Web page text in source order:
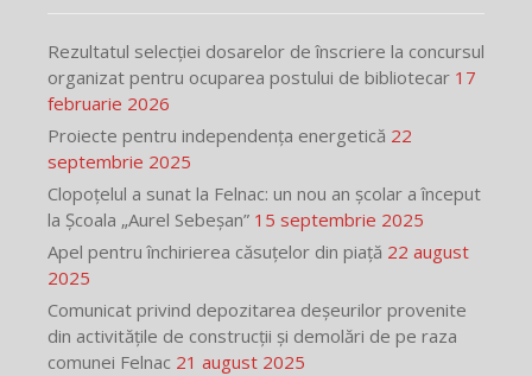
Rezultatul selecției dosarelor de înscriere la concursul
organizat pentru ocuparea postului de bibliotecar 17
februarie 2026
Proiecte pentru independența energetică 22
septembrie 2025
Clopoțelul a sunat la Felnac: un nou an școlar a început
la Școala „Aurel Sebeșan” 15 septembrie 2025
Apel pentru închirierea căsuțelor din piață 22 august
2025
Comunicat privind depozitarea deșeurilor provenite
din activitățile de construcții și demolări de pe raza
comunei Felnac 21 august 2025